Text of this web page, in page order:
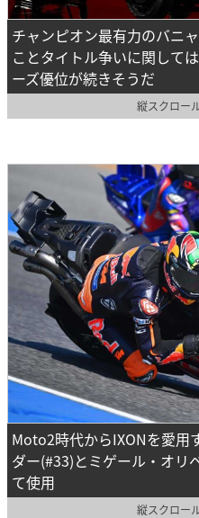
チャンピオン最有力のバニ
ことタイトル争いに関して
ーズ優位が続きそうだ
縦スクロー
Moto2時代からIXONを愛用
ダー(#33)とミゲール・オリ
て使用
縦スクロー